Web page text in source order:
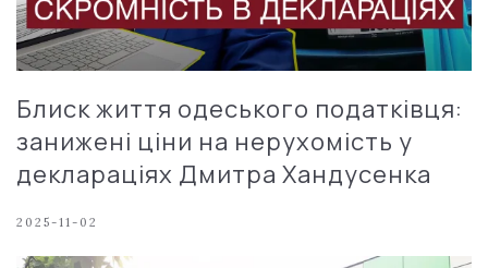
Блиск життя одеського податківця:
занижені ціни на нерухомість у
деклараціях Дмитра Хандусенка
2025-11-02